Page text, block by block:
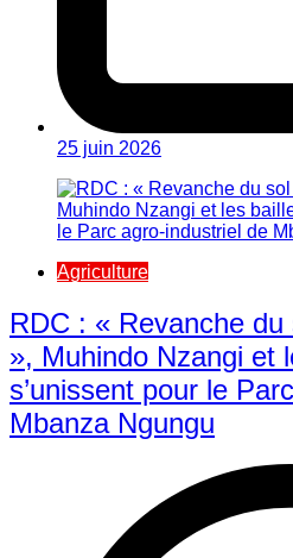
25 juin 2026
Agriculture
RDC : « Revanche
», Muhindo Nzangi et
s’unissent pour le
Mbanza Ngungu